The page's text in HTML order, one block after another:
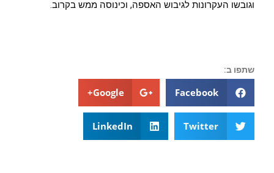
וגובשו העקרונות לגיבוש האספה, וכינוסה ממש בקרוב.
שתפו ב:
Facebook
Google+
Twitter
LinkedIn